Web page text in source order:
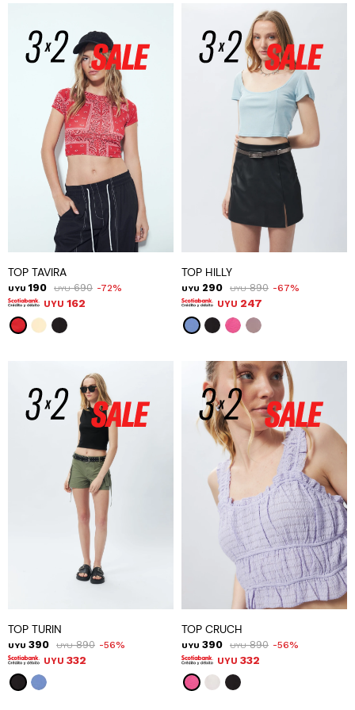
TOP TAVIRA
UYU 190 UYU 690 72
UYU 162
TOP HILLY
UYU 290 UYU 890 67
UYU 247
TOP TURIN
UYU 390 UYU 890 56
UYU 332
TOP CRUCH
UYU 390 UYU 890 56
UYU 332